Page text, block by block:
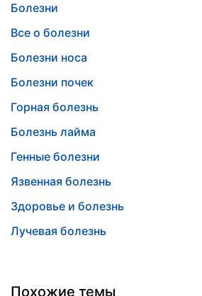
Болезни
Все о болезни
Болезни носа
Болезни почек
Горная болезнь
Болезнь лайма
Генные болезни
Язвенная болезнь
Здоровье и болезнь
Лучевая болезнь
Похожие темы